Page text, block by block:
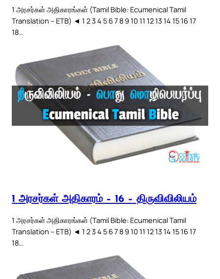
1 அரசர்கள் அதிகாரங்கள் (Tamil Bible: Ecumenical Tamil
Translation – ETB) ◄ 1 2 3 4 5 6 7 8 9 10 11 12 13 14 15 16 17
18…
1 அரசர்கள் அதிகாரம் – 16 – திருவிவிலியம்
1 அரசர்கள் அதிகாரங்கள் (Tamil Bible: Ecumenical Tamil
Translation – ETB) ◄ 1 2 3 4 5 6 7 8 9 10 11 12 13 14 15 16 17
18…